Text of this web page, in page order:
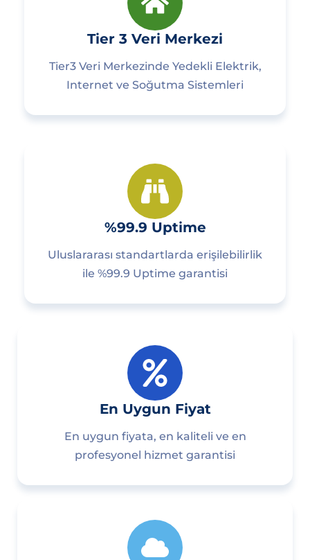
Tier 3 Veri Merkezi
Tier3 Veri Merkezinde Yedekli Elektrik,
Internet ve Soğutma Sistemleri
%99.9 Uptime
Uluslararası standartlarda erişilebilirlik
ile %99.9 Uptime garantisi
En Uygun Fiyat
En uygun fiyata, en kaliteli ve en
profesyonel hizmet garantisi